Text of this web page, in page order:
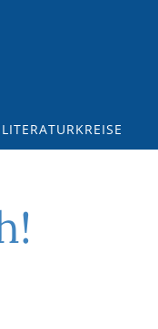
LITERATURKREISE